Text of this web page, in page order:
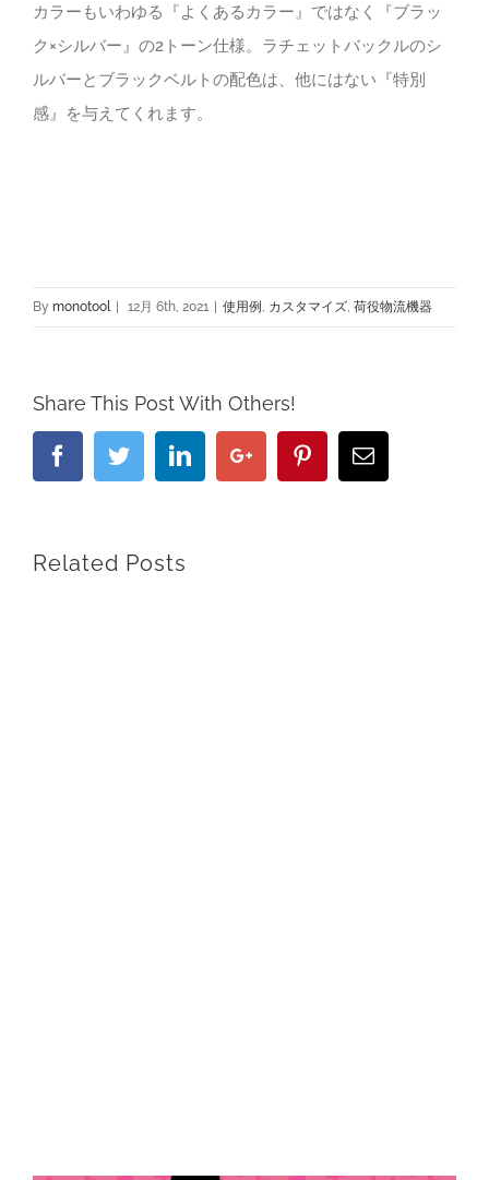
カラーもいわゆる『よくあるカラー』ではなく『ブラッ
ク×シルバー』の2トーン仕様。ラチェットバックルのシ
ルバーとブラックベルトの配色は、他にはない『特別
感』を与えてくれます。
By monotool | 12月 6th, 2021 | 使用例 カスタマイズ 荷役物流機器
Share This Post With Others!
FacebookTwitterLinkedinGoogle+ PinterestEmail
Related Posts